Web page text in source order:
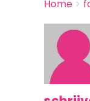
You
here:
Home